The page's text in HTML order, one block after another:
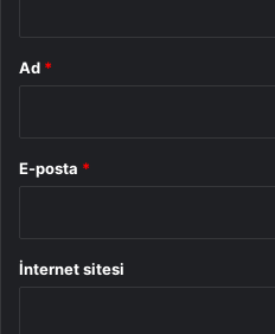
Ad *
E-posta *
İnternet sitesi